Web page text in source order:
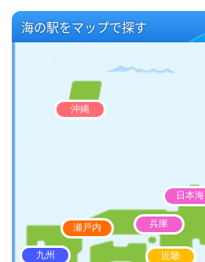
海の駅をマップで探す
沖縄
日本海
兵庫
瀬戸内
九州
近畿